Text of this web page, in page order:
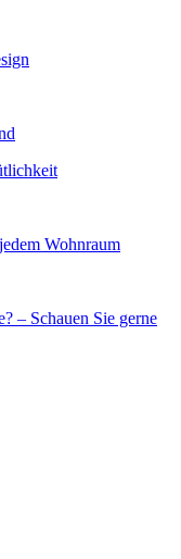
Wohnraum
– Schauen Sie gerne